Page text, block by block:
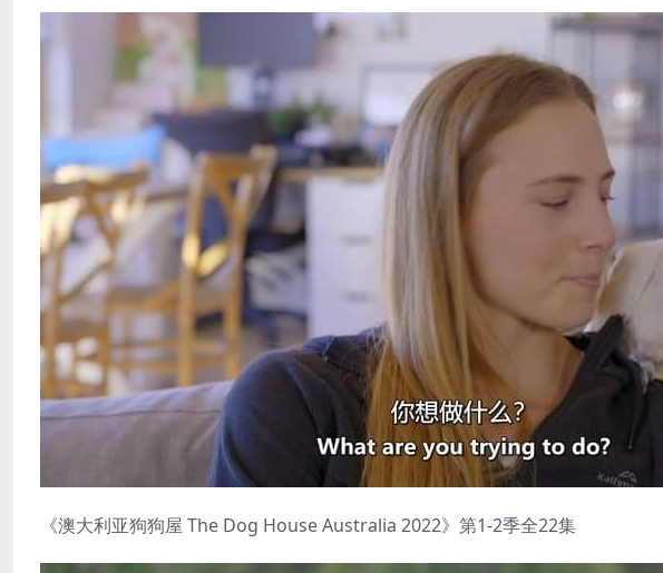
《澳大利亚狗狗屋 The Dog House Australia 2022》第1-2季全22集